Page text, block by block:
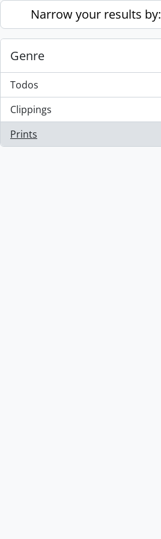
Skip to main content
Narrow your results by:
Genre
Todos
Clippings
, 1 resultados
Prints
, 1 resultados